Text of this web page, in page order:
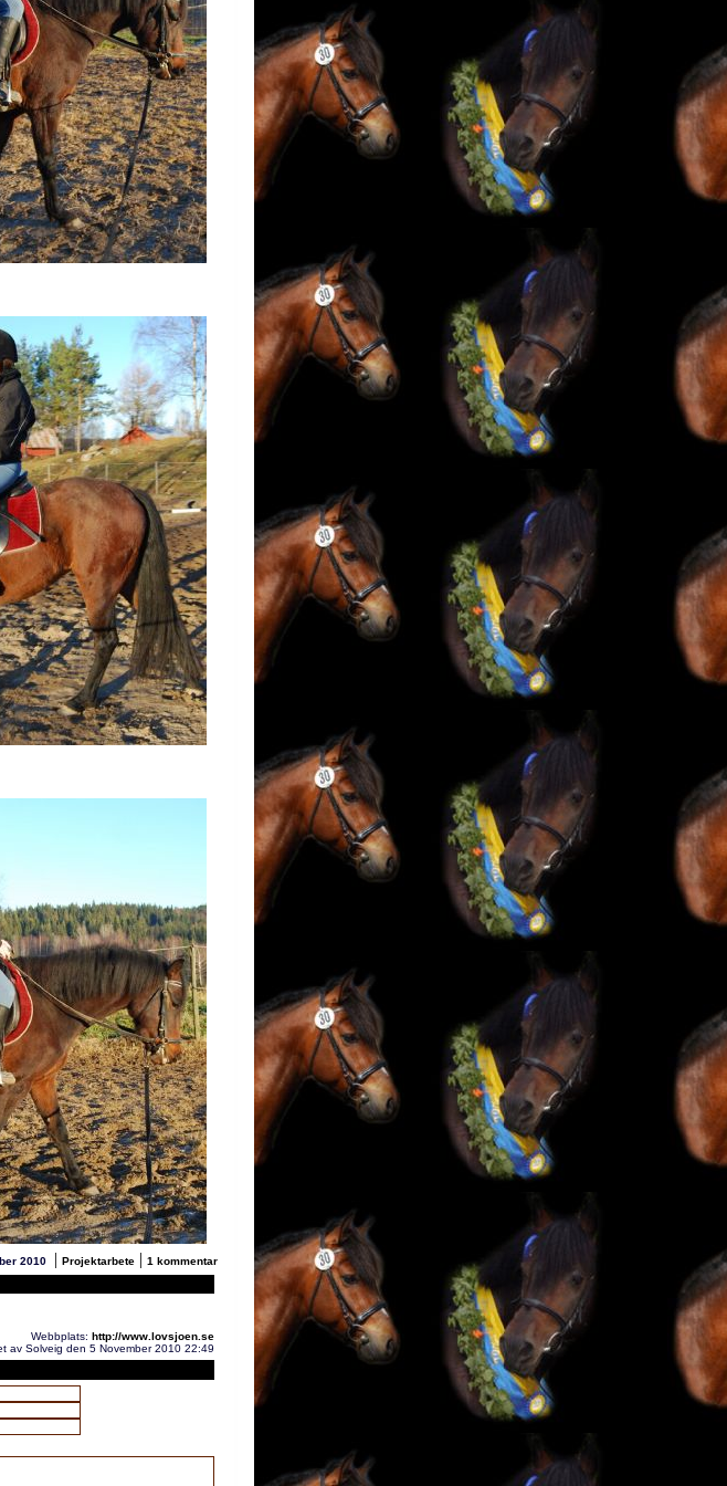
2010 | Projektarbete| 1 kommentar
Webbplats: http://www.lovsjoen.se
av Solveig den 5 November 2010 22:49